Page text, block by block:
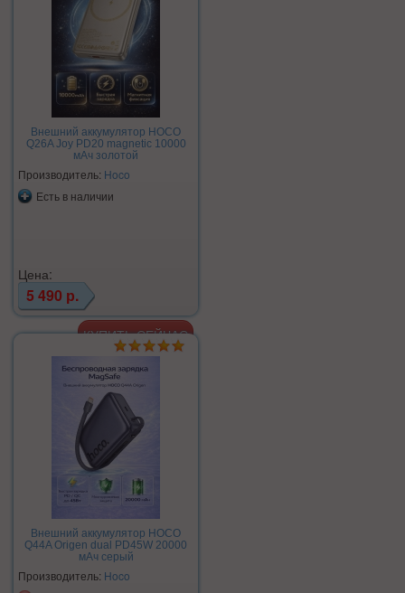
Внешний аккумулятор HOCO
Q26A Joy PD20 magnetic 10000
мАч золотой
Производитель: Hoco
Есть в наличии
Цена:
5 490 р.
Внешний аккумулятор HOCO
Q44A Origen dual PD45W 20000
мАч серый
Производитель: Hoco